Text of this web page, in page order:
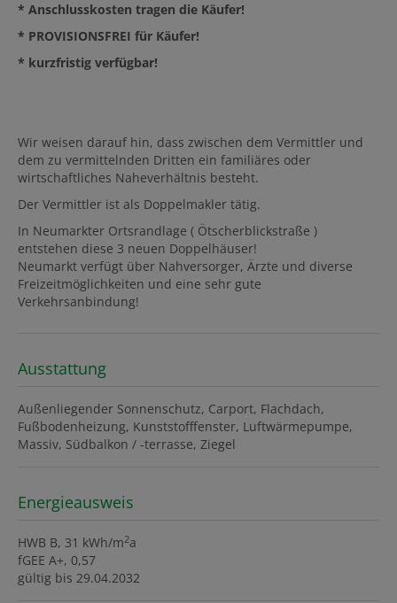
* Anschlusskosten tragen die Käufer!
* PROVISIONSFREI für Käufer!
* kurzfristig verfügbar!
Wir weisen darauf hin, dass zwischen dem Vermittler und
dem zu vermittelnden Dritten ein familiäres oder
wirtschaftliches Naheverhältnis besteht.
Der Vermittler ist als Doppelmakler tätig.
In Neumarkter Ortsrandlage ( Ötscherblickstraße )
entstehen diese 3 neuen Doppelhäuser!
Neumarkt verfügt über Nahversorger, Ärzte und diverse
Freizeitmöglichkeiten und eine sehr gute
Verkehrsanbindung!
Ausstattung
Außenliegender Sonnenschutz Carport Flachdach
Fußbodenheizung Kunststofffenster Luftwärmepumpe
Massiv Südbalkon / -terrasse Ziegel
Energieausweis
HWB B, 31 kWh/m2a
fGEE A+, 0,57
gültig bis 29.04.2032